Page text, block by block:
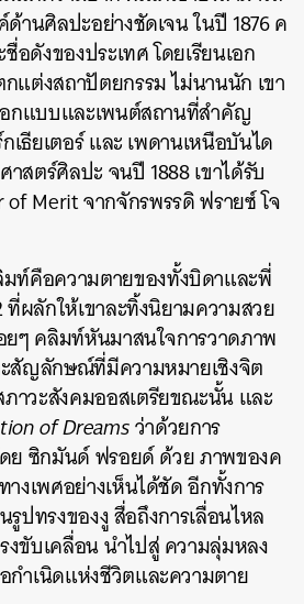
านศิลปะอย่างชัดเจน ในปี 1876 ค
อดังของประเทศ โดยเรียนเอก
แต่งสถาปัตยกรรม ไม่นานนัก เขา
อกแบบและเพนต์สถานที่สำคัญ
เธียเตอร์ และ เพดานเหนือบันได
ตร์ศิลปะ จนปี 1888 เขาได้รับ
of Merit จากจักรพรรดิ ฟรายซ์ โจ
ท์คือความตายของทั้งบิดาและพี่
ผลักให้เขาละทิ้งนิยามความสวย
ๆ คลิมท์หันมาสนใจการวาดภาพ
สัญลักษณ์ที่มีความหมายเชิงจิต
าวะสังคมออสเตรียขณะนั้น และ
of Dreamsว่าด้วยการ
ย ซิกมันด์ ฟรอยด์ ด้วย ภาพของค
งเพศอย่างเห็นได้ชัด อีกทั้งการ
รูปทรงของงู สื่อถึงการเลื่อนไหล
ขับเคลื่อน นำไปสู่ ความลุ่มหลง
กำเนิดแห่งชีวิตและความตาย